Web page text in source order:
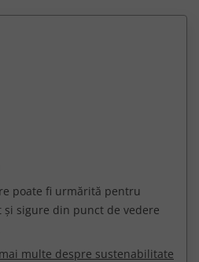
poate fi urmărită pentru
sigure din punct de vedere
mai multe despre sustenabilitate